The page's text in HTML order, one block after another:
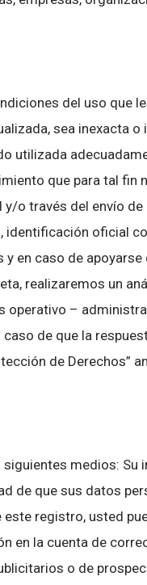
del uso que
sea inexacta
utilizada
que para tal fin
o través del envío
identificación oficial
en caso de apoyarse
realizaremos un
operativo –
de que la
de Derechos”
medios: Su
de que sus datos
registro, usted
en la cuenta de
o de